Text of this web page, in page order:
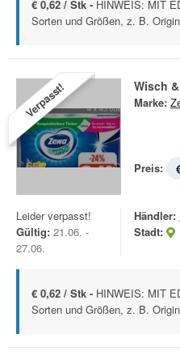
€ 0,62 / Stk - HINWEIS: MIT
Sorten und Größen, z. B.
Verpasst! Wisch
Marke:
Preis:
Leider verpasst!
Gültig: 21.06. -
27.06.
Händler:
Stadt:
€ 0,62 / Stk - HINWEIS: MIT
Sorten und Größen, z. B.